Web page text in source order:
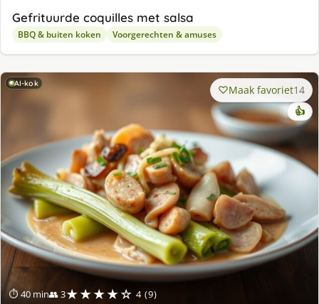
Gefrituurde coquilles met salsa
BBQ & buiten koken Voorgerechten & amuses
AI-kok
⏱ 40 min👥 3★★★★☆ 4 (9)
Maak favoriet14
👍